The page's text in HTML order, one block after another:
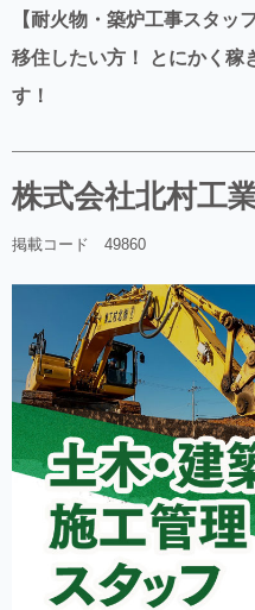
【耐火物・築炉工事スタッ
移住したい方！ とにかく稼
す！
株式会社北村工
掲載コード 49860